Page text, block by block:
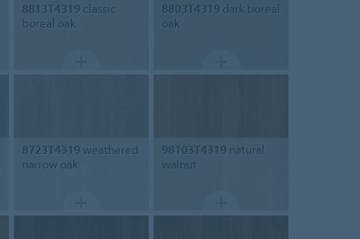
8813T4319 classic
boreal oak
8803T4319 dark boreal
oak
8723T4319 weathered
narrow oak
98103T4319 natural
walnut